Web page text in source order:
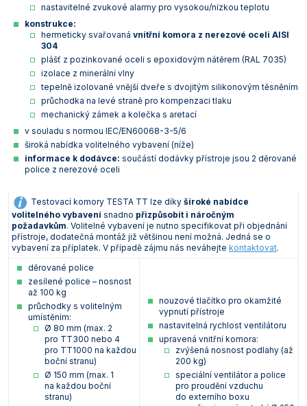
nastavitelné zvukové alarmy pro vysokou/nízkou teplotu
konstrukce:
hermeticky svařovaná vnitřní komora z nerezové oceli AISI
304
plášť z pozinkované oceli s epoxidovým nátěrem (RAL 7035)
izolace z minerální vlny
tepelně izolované vnější dveře s dvojitým silikonovým těsněním
průchodka na levé straně pro kompenzaci tlaku
mechanický zámek a kolečka s aretací
v souladu s normou IEC/EN60068-3-5/6
široká nabídka volitelného vybavení (níže)
informace k dodávce: součástí dodávky přístroje jsou 2 děrované
police z nerezové oceli
Testovací komory TESTA TT lze díky široké nabídce
volitelného vybavení snadno přizpůsobit i náročným
požadavkům. Volitelné vybavení je nutno specifikovat při objednání
přístroje, dodatečná montáž již většinou není možná. Jedná se o
vybavení za příplatek. V případě zájmu nás neváhejte kontaktovat.
děrované police
zesílené police – nosnost
až 100 kg
průchodky s volitelným
umístěním:
Ø 80 mm (max. 2
pro TT300 nebo 4
pro TT1000 na každou
boční stranu)
Ø 150 mm (max. 1
na každou boční
stranu)
nouzové tlačítko pro okamžité
vypnutí přístroje
nastavitelná rychlost ventilátoru
upravená vnitřní komora:
zvýšená nosnost podlahy (až
200 kg)
speciální ventilátor a police
pro proudění vzduchu
do externího boxu